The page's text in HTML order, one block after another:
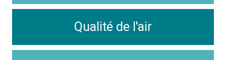
Qualité de l'air